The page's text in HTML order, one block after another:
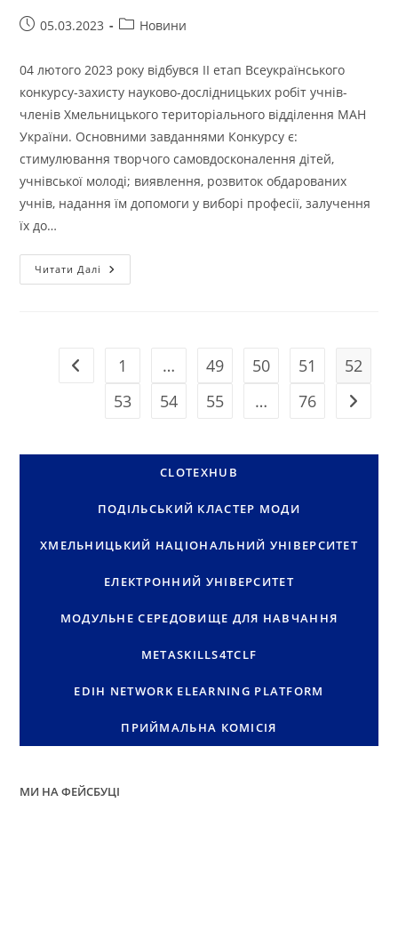
Запис05.03.2023
Категорія
Новини
04 лютого 2023 року відбувся ІІ етап Всеукраїнського
конкурсу-захисту науково-дослідницьких робіт учнів-
членів Хмельницького територіального відділення МАН
України. Основними завданнями Конкурсу є:
стимулювання творчого самовдосконалення дітей,
учнівської молоді; виявлення, розвиток обдарованих
учнів, надання їм допомоги у виборі професії, залучення
їх до…
Читати Далі РОБОТА
ВИКЛАДАЧІВ
ВИРОБІВ
ЖУРІ
ЗАХИСТУ
НАУКОВО-
ДОСЛІДНИЦЬКИХ
УЧНІВ-
ЧЛЕНІВ
Перейти до попередньої сторінки
1 … 49 50 51
52
53
54 55 … 76
CLOTEXHUB
ПОДІЛЬСЬКИЙ КЛАСТЕР МОДИ
ХМЕЛЬНИЦЬКИЙ НАЦІОНАЛЬНИЙ УНІВЕРСИТЕТ
ЕЛЕКТРОННИЙ УНІВЕРСИТЕТ
МОДУЛЬНЕ СЕРЕДОВИЩЕ ДЛЯ НАВЧАННЯ
METASKILLS4TCLF
EDIH NETWORK ELEARNING PLATFORM
ПРИЙМАЛЬНА КОМІСІЯ
МИ НА ФЕЙСБУЦІ